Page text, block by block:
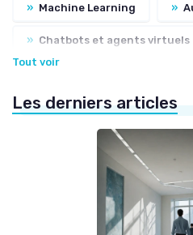
» Machine Learning »
» Chatbots et agents virtuels
Tout voir
Les derniers articles